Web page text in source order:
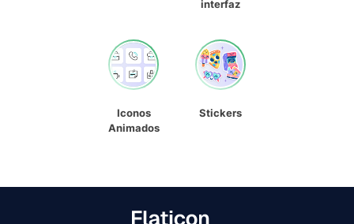
interfaz
Iconos
Animados
Stickers